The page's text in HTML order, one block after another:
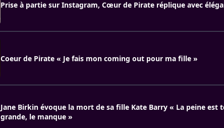
Prise à partie sur Instagram, Cœur de Pirate réplique avec
Coeur de Pirate « Je fais mon coming out pour ma fille »
Jane Birkin évoque la mort de sa fille Kate Barry « La peine est
grande, le manque »